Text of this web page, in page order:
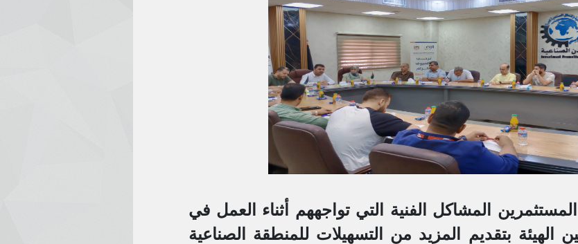
المشاكل الفنية التي تواجههم أثناء العمل في
الهيئة بتقديم المزيد من التسهيلات للمنطقة الصناعية